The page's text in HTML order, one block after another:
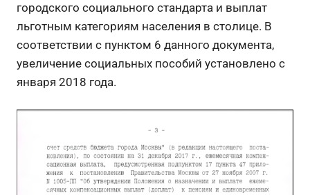
городского социального стандарта и выплат
льготным категориям населения в столице. В
соответствии с пунктом 6 данного документа,
увеличение социальных пособий установлено с
января 2018 года.